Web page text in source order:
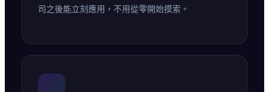
司之後能立刻應用，不用從零開始摸索。